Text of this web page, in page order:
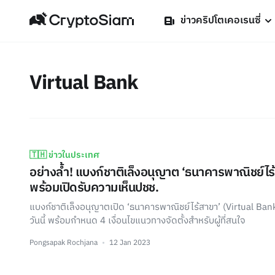
ข่าวคริปโตเคอเรนซี่
Virtual Bank
🇹🇭 ข่าวในประเทศ
อย่างล้ำ! แบงก์ชาติเล็งอนุญาต ‘ธนาคารพาณิชย์ไ
พร้อมเปิดรับความเห็นปชช.
แบงก์ชาติเล็งอนุญาตเปิด ‘ธนาคารพาณิชย์ไร้สาขา’ (Virtual
วันนี้ พร้อมกำหนด 4 เงื่อนไขแนวทางจัดตั้งสำหรับผู้ที่สนใจ
Pongsapak Rochjana 12 Jan 2023